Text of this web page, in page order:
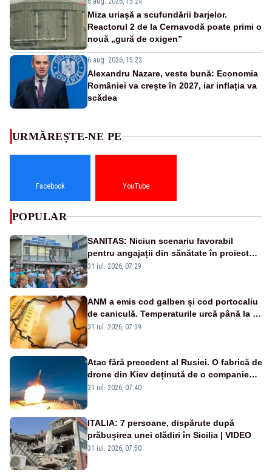
Miza uriașă a scufundării barjelor.
Reactorul 2 de la Cernavodă poate primi o
nouă „gură de oxigen”
6 aug. 2026, 15:23
Alexandru Nazare, veste bună: Economia
României va crește în 2027, iar inflația va
scădea
URMĂREȘTE-NE PE
Facebook YouTube
POPULAR
SANITAS: Niciun scenariu favorabil
pentru angajații din sănătate în proiectul
Legii salarizării
31 iul. 2026, 07:29
ANM a emis cod galben și cod portocaliu
de caniculă. Temperaturile urcă până la 38
de grade, iar nopțile devin tropicale
31 iul. 2026, 07:39
Atac fără precedent al Rusiei. O fabrică de
drone din Kiev deținută de o companie
americană, distrusă de o rachetă
31 iul. 2026, 07:40
ITALIA: 7 persoane, dispărute după
prăbușirea unei clădiri în Sicilia | VIDEO
31 iul. 2026, 07:50